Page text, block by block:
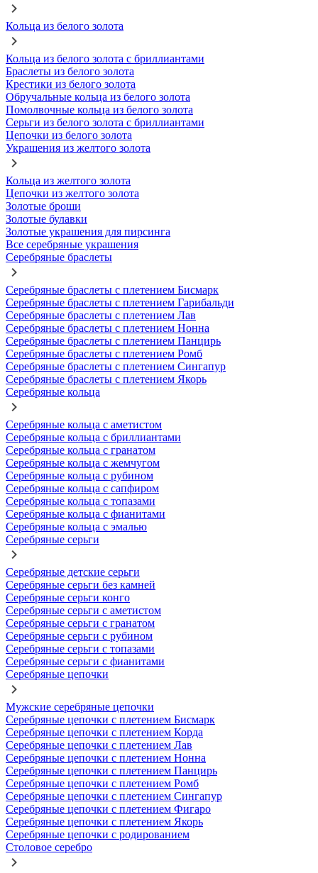
Кольца из белого золота
Кольца из белого золота с бриллиантами
Браслеты из белого золота
Крестики из белого золота
Обручальные кольца из белого золота
Помолвочные кольца из белого золота
Серьги из белого золота с бриллиантами
Цепочки из белого золота
Украшения из желтого золота
Кольца из желтого золота
Цепочки из желтого золота
Золотые броши
Золотые булавки
Золотые украшения для пирсинга
Все серебряные украшения
Серебряные браслеты
Серебряные браслеты с плетением Бисмарк
Серебряные браслеты с плетением Гарибальди
Серебряные браслеты с плетением Лав
Серебряные браслеты с плетением Нонна
Серебряные браслеты с плетением Панцирь
Серебряные браслеты с плетением Ромб
Серебряные браслеты с плетением Сингапур
Серебряные браслеты с плетением Якорь
Серебряные кольца
Серебряные кольца с аметистом
Серебряные кольца с бриллиантами
Серебряные кольца с гранатом
Серебряные кольца с жемчугом
Серебряные кольца с рубином
Серебряные кольца с сапфиром
Серебряные кольца с топазами
Серебряные кольца с фианитами
Серебряные кольца с эмалью
Серебряные серьги
Серебряные детские серьги
Серебряные серьги без камней
Серебряные серьги конго
Серебряные серьги с аметистом
Серебряные серьги с гранатом
Серебряные серьги с рубином
Серебряные серьги с топазами
Серебряные серьги с фианитами
Серебряные цепочки
Мужские серебряные цепочки
Серебряные цепочки с плетением Бисмарк
Серебряные цепочки с плетением Корда
Серебряные цепочки с плетением Лав
Серебряные цепочки с плетением Нонна
Серебряные цепочки с плетением Панцирь
Серебряные цепочки с плетением Ромб
Серебряные цепочки с плетением Сингапур
Серебряные цепочки с плетением Фигаро
Серебряные цепочки с плетением Якорь
Серебряные цепочки с родированием
Столовое серебро